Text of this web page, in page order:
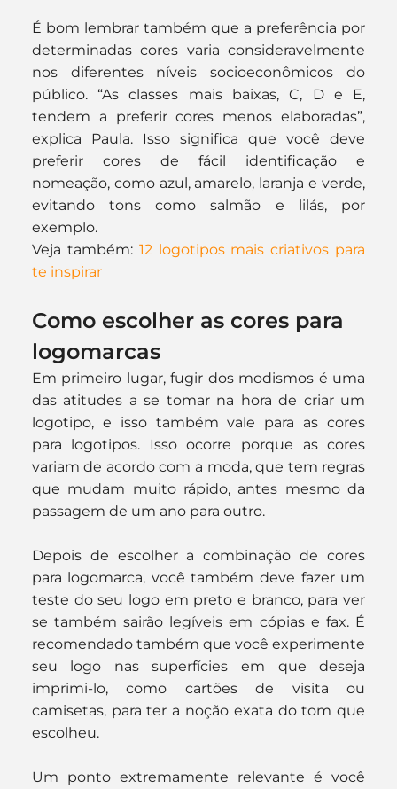
É bom lembrar também que a preferência por
determinadas cores varia consideravelmente
nos diferentes níveis socioeconômicos do
público. “As classes mais baixas, C, D e E,
tendem a preferir cores menos elaboradas”,
explica Paula. Isso significa que você deve
preferir cores de fácil identificação e
nomeação, como azul, amarelo, laranja e verde,
evitando tons como salmão e lilás, por
exemplo.
Veja também: 12 logotipos mais criativos para
te inspirar
Como escolher as cores para
logomarcas
Em primeiro lugar, fugir dos modismos é uma
das atitudes a se tomar na hora de criar um
logotipo, e isso também vale para as cores
para logotipos. Isso ocorre porque as cores
variam de acordo com a moda, que tem regras
que mudam muito rápido, antes mesmo da
passagem de um ano para outro.
Depois de escolher a combinação de cores
para logomarca, você também deve fazer um
teste do seu logo em preto e branco, para ver
se também sairão legíveis em cópias e fax. É
recomendado também que você experimente
seu logo nas superfícies em que deseja
imprimi-lo, como cartões de visita ou
camisetas, para ter a noção exata do tom que
escolheu.
Um ponto extremamente relevante é você